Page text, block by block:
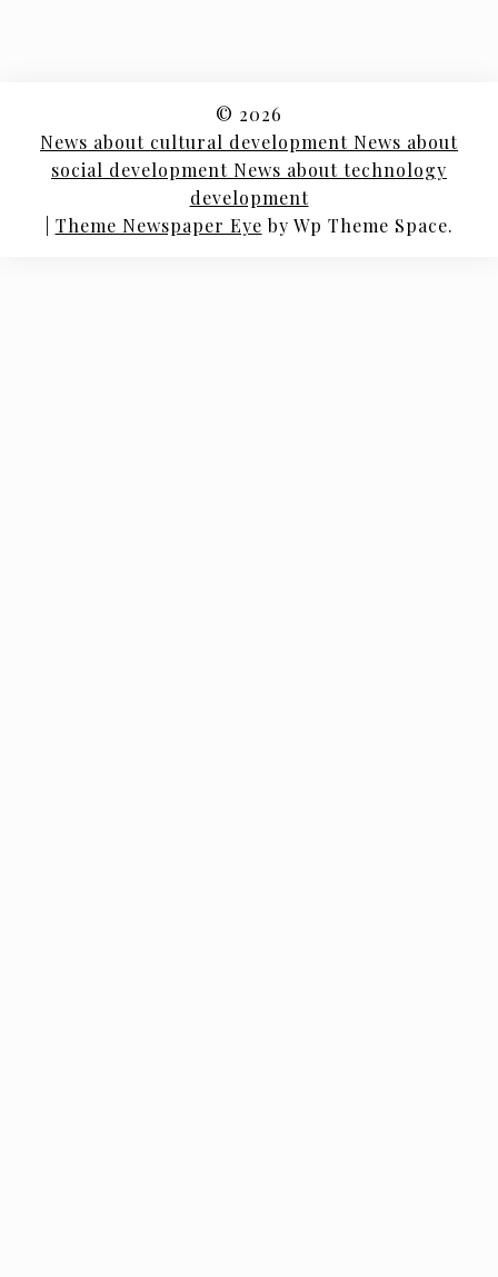
© 2026
News about cultural development News about
social development News about technology
development
Theme Newspaper Eye by Wp Theme Space.